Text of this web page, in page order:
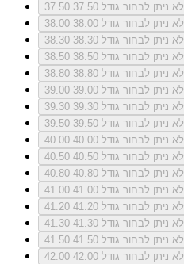
37.50
לא ניתן לבחור גודל 37.50
38.00
לא ניתן לבחור גודל 38.00
38.30
לא ניתן לבחור גודל 38.30
38.50
לא ניתן לבחור גודל 38.50
38.80
לא ניתן לבחור גודל 38.80
39.00
לא ניתן לבחור גודל 39.00
39.30
לא ניתן לבחור גודל 39.30
39.50
לא ניתן לבחור גודל 39.50
40.00
לא ניתן לבחור גודל 40.00
40.50
לא ניתן לבחור גודל 40.50
40.80
לא ניתן לבחור גודל 40.80
41.00
לא ניתן לבחור גודל 41.00
41.20
לא ניתן לבחור גודל 41.20
41.30
לא ניתן לבחור גודל 41.30
41.50
לא ניתן לבחור גודל 41.50
42.00
לא ניתן לבחור גודל 42.00